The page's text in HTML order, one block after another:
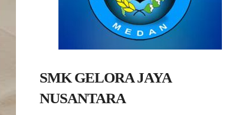
SMK GELORA JAYA
NUSANTARA